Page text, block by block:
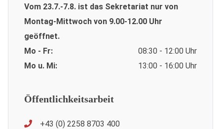
Vom 23.7.-7.8. ist das Sekretariat nur von
Montag-Mittwoch von 9.00-12.00 Uhr
geöffnet.
Mo - Fr:
08:30 - 12:00 Uhr
Mo u. Mi:
13:00 - 16:00 Uhr
Öffentlichkeitsarbeit
+43 (0) 2258 8703 400